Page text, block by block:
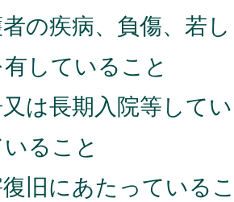
の疾病、負傷、若
していること
は長期入院等して
いること
旧にあたっている